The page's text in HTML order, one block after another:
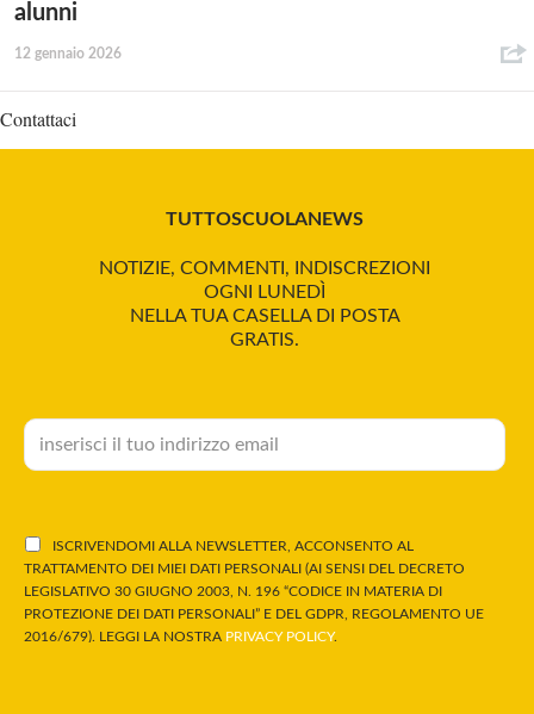
alunni
12 gennaio 2026
Contattaci
TUTTOSCUOLANEWS
NOTIZIE, COMMENTI, INDISCREZIONI
OGNI LUNEDÌ
NELLA TUA CASELLA DI POSTA
GRATIS.
ISCRIVENDOMI ALLA NEWSLETTER, ACCONSENTO AL
TRATTAMENTO DEI MIEI DATI PERSONALI (AI SENSI DEL DECRETO
LEGISLATIVO 30 GIUGNO 2003, N. 196 “CODICE IN MATERIA DI
PROTEZIONE DEI DATI PERSONALI” E DEL GDPR, REGOLAMENTO UE
2016/679). LEGGI LA NOSTRA PRIVACY POLICY.